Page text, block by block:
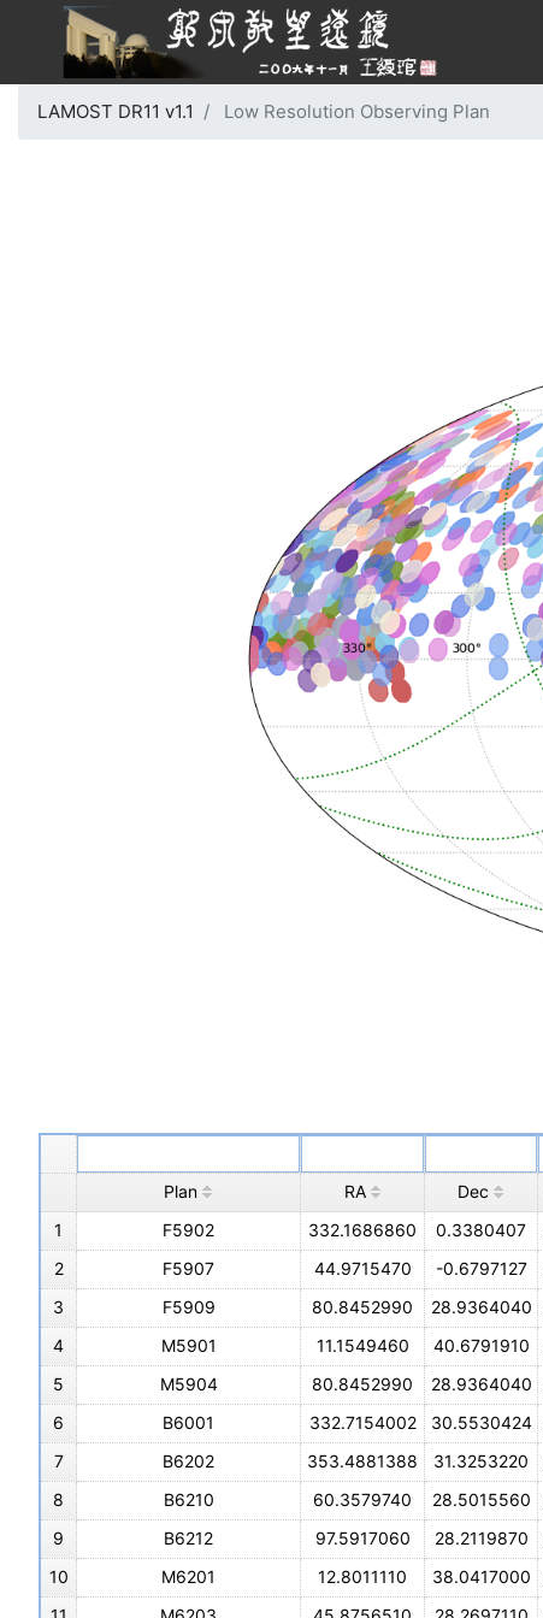
LAMOST DR11 v1.1 Low Resolution Observing Plan
1
2
3
4
5
6
7
8
9
10
Plan RA Dec
F5902
332.1686860 0.3380407
F5907
44.9715470 -0.6797127
F5909
80.8452990 28.9364040
M5901
11.1549460 40.6791910
M5904
80.8452990 28.9364040
B6001
332.7154002 30.5530424
B6202
353.4881388 31.3253220
B6210
60.3579740 28.5015560
B6212
97.5917060 28.2119870
M6201
12.8011110 38.0417000